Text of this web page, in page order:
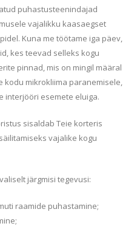
puhastusteenindajad
vajalikku kaasaegset
Kuna me töötame iga päev,
kes teevad selleks kogu
pinnad, mis on mingil määral
kodu mikrokliima paranemisele,
interjööri esemete eluiga.
sisaldab Teie korteris
vajalike kogu
järgmisi tegevusi:
raamide puhastamine;